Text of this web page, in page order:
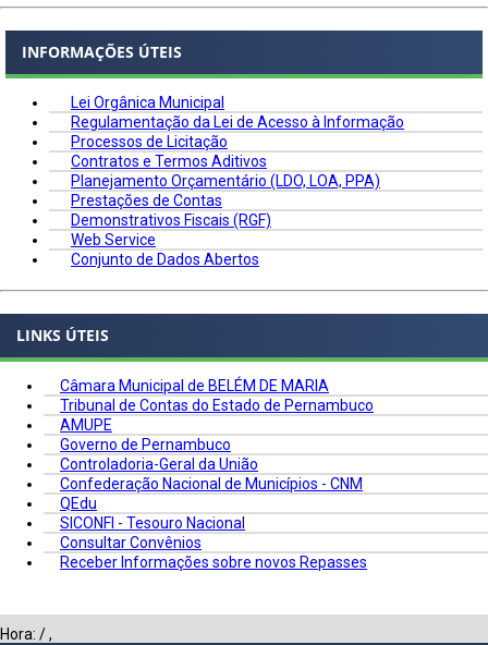
INFORMAÇÕES ÚTEIS
Lei Orgânica Municipal
Regulamentação da Lei de Acesso à Informação
Processos de Licitação
Contratos e Termos Aditivos
Planejamento Orçamentário (LDO, LOA, PPA)
Prestações de Contas
Demonstrativos Fiscais (RGF)
Web Service
Conjunto de Dados Abertos
LINKS ÚTEIS
Câmara Municipal de BELÉM DE MARIA
Tribunal de Contas do Estado de Pernambuco
AMUPE
Governo de Pernambuco
Controladoria-Geral da União
Confederação Nacional de Municípios - CNM
QEdu
SICONFI - Tesouro Nacional
Consultar Convênios
Receber Informações sobre novos Repasses
Hora: /,